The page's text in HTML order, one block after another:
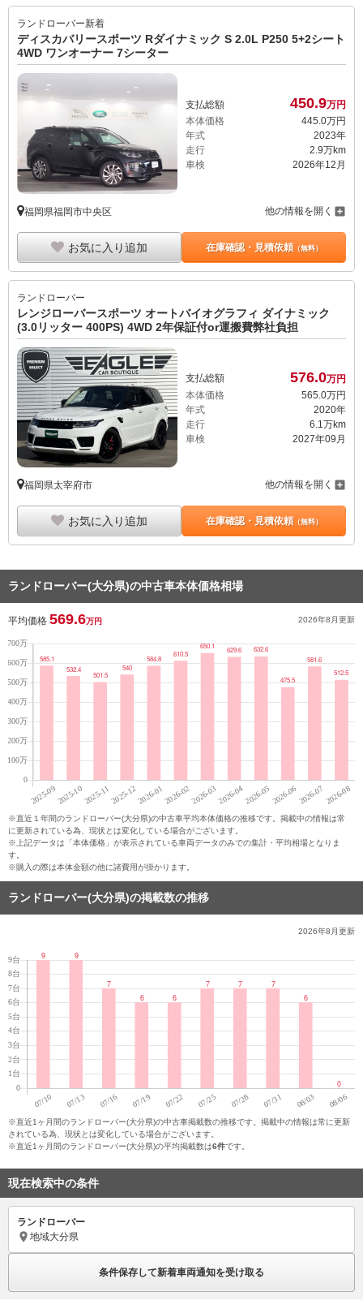
支払総額 450.9万円
走行
2.9万km
車検
2026年12月
福岡県福岡市中央区 他の情報を開く
お気に入り追加 在庫確認・見積依頼（無料）
レンジローバースポーツ オートバイオグラフィ ダイナミック
支払総額 576.0万円
走行
6.1万km
車検
2027年09月
福岡県太宰府市 他の情報を開く
お気に入り追加 在庫確認・見積依頼（無料）
ランドローバー(大分県)の中古車本体価格相場
平均価格569.6 万円
※直近１年間のランドローバー(大分県)の中古車平均本体価格の推移です。掲載中の情報は常
に更新されている為、現状とは変化している場合がございます。
※上記データは「本体価格」が表示されている車両データのみでの集計・平均相場となりま
す。
※購入の際は本体金額の他に諸費用が掛かります。
ランドローバー(大分県)の掲載数の推移
※直近1ヶ月間のランドローバー(大分県)の中古車掲載数の推移です。掲載中の情報は常に更新
されている為、現状とは変化している場合がございます。
※直近1ヶ月間のランドローバー(大分県)の平均掲載数は
です。
現在検索中の条件
ランドローバー
地域大分県
条件を追加して中古車を探す